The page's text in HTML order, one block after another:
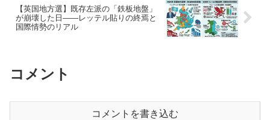
【英国地方選】既存左派の「鉄板地盤」
が崩壊した日――レッテル貼りの終焉と
国際情勢のリアル
コメント
コメントを書き込む